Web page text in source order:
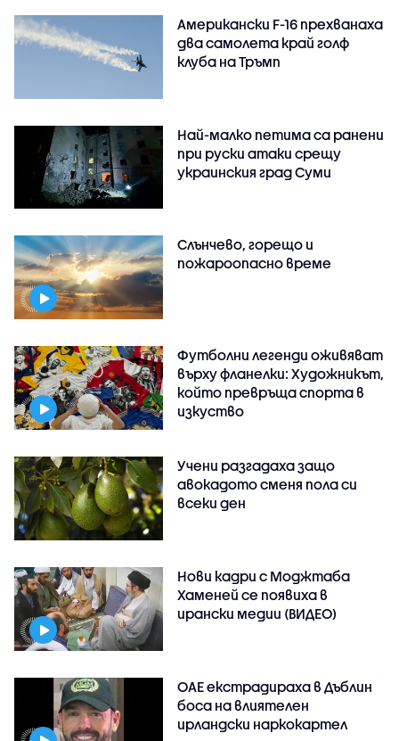
Американски F-16 прехванаха
два самолета край голф
клуба на Тръмп
Най-малко петима са ранени
при руски атаки срещу
украинския град Суми
Слънчево, горещо и
пожароопасно време
Футболни легенди оживяват
върху фланелки: Художникът,
който превръща спорта в
изкуство
Учени разгадаха защо
авокадото сменя пола си
всеки ден
Нови кадри с Моджтаба
Хаменей се появиха в
ирански медии (ВИДЕО)
ОАЕ екстрадираха в Дъблин
боса на влиятелен
ирландски наркокартел